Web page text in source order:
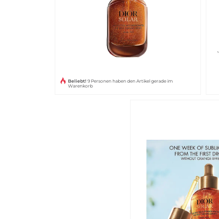
Beliebt! 9 Personen haben den Artikel gerade im
Warenkorb